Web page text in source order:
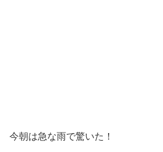
今朝は急な雨で驚いた！